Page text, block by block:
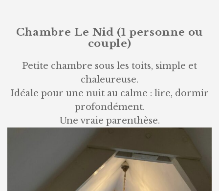
Chambre Le Nid (1 personne ou
couple)
Petite chambre sous les toits, simple et
chaleureuse.
Idéale pour une nuit au calme : lire, dormir
profondément.
Une vraie parenthèse.